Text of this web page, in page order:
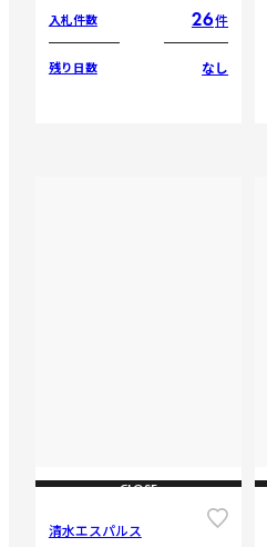
入札件数 26件
残り日数 なし
CLOSE
清水エスパルス